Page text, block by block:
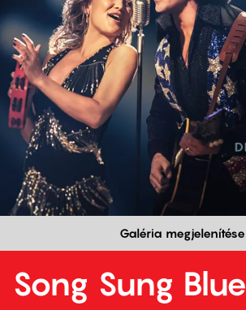
Galéria megjelenítése
Song Sung Blue